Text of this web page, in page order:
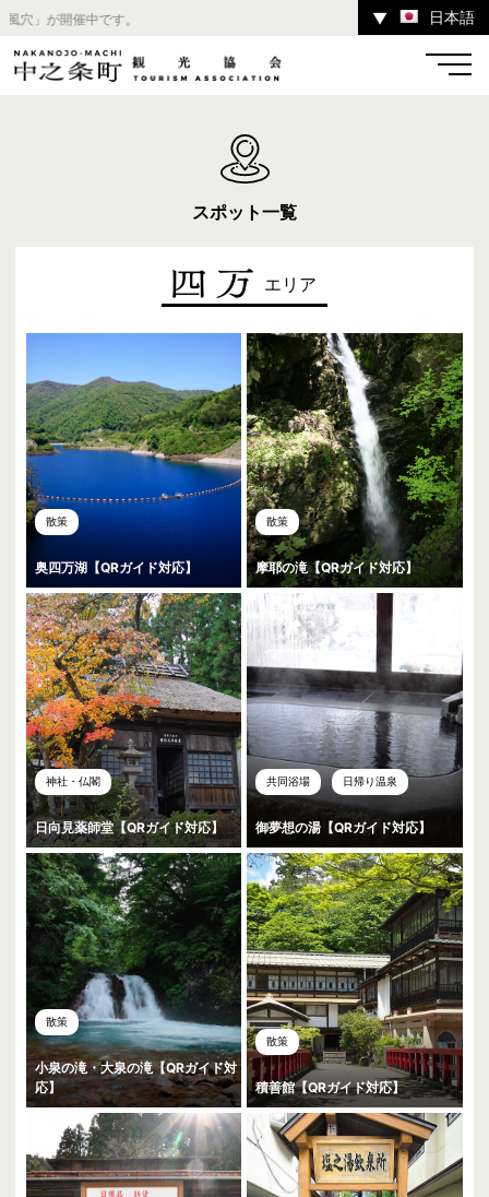
野
▼ 日本語
イベント ツアー
中之条町その他のエリア
スポット一覧
エリア
散策
奥四万湖【QRガイド対応】
散策
摩耶の滝【QRガイド対応】
神社・仏閣
日向見薬師堂【QRガイド対応】
共同浴場 日帰り温泉
御夢想の湯【QRガイド対応】
散策
小泉の滝・大泉の滝【QRガイド対
応】
散策
積善館【QRガイド対応】